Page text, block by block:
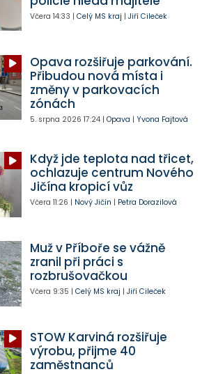
Včera 14:33 | Celý MS kraj | Jiří Cileček
Opava rozšiřuje parkování.
Přibudou nová místa i
změny v parkovacích
zónách
5. srpna 2026 17:24| Opava | Yvona Fajtová
Když jde teplota nad třicet,
ochlazuje centrum Nového
Jičína kropicí vůz
Včera 11:26 | Nový Jičín | Petra Dorazilová
Muž v Příboře se vážně
zranil při práci s
rozbrušovačkou
Včera 9:35 | Celý MS kraj | Jiří Cileček
STOW Karviná rozšiřuje
výrobu, přijme 40
zaměstnanců